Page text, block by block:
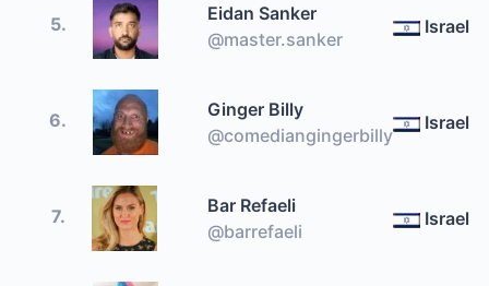
5.
Eidan Sanker
@master.sanker
Israel
6.
Ginger Billy
@comediangingerbilly
Israel
7.
Bar Refaeli
@barrefaeli
Israel